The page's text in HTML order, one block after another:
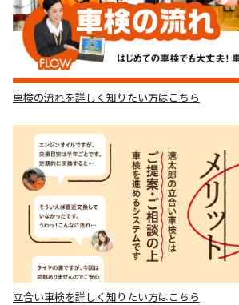
車検の流れを詳しく知りたい方はこちら
立合い車検を詳しく知りたい方はこちら